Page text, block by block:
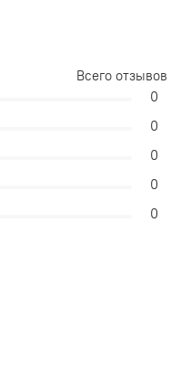
Всего отзывов
0
0
0
0
0